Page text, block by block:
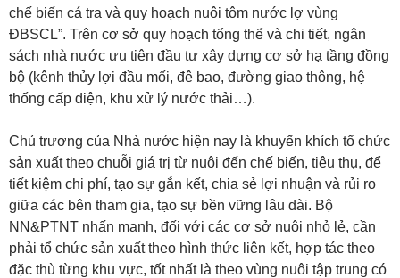
chế biến cá tra và quy hoạch nuôi tôm nước lợ vùng
ĐBSCL”. Trên cơ sở quy hoạch tổng thể và chi tiết, ngân
sách nhà nước ưu tiên đầu tư xây dựng cơ sở hạ tầng đồng
bộ (kênh thủy lợi đầu mối, đê bao, đường giao thông, hệ
thống cấp điện, khu xử lý nước thải…).
Chủ trương của Nhà nước hiện nay là khuyến khích tổ chức
sản xuất theo chuỗi giá trị từ nuôi đến chế biến, tiêu thụ, để
tiết kiệm chi phí, tạo sự gắn kết, chia sẻ lợi nhuận và rủi ro
giữa các bên tham gia, tạo sự bền vững lâu dài. Bộ
NN&PTNT nhấn mạnh, đối với các cơ sở nuôi nhỏ lẻ, cần
phải tổ chức sản xuất theo hình thức liên kết, hợp tác theo
đặc thù từng khu vực, tốt nhất là theo vùng nuôi tập trung có